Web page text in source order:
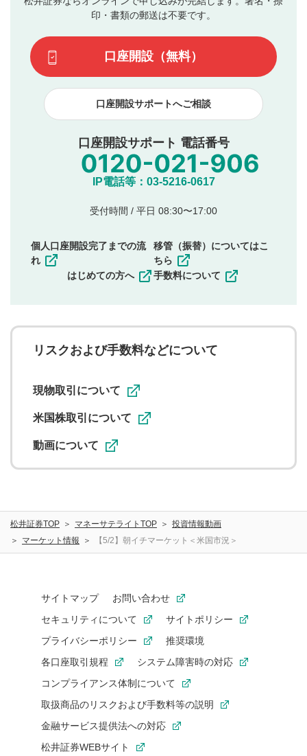
3
動画の評価
です）
ます。掲載されるまでに日数がかかる場合や掲載されない
てはお答えできません。各動画コンテンツへの掲載をもっ
て結果のご連絡といたします。ご了承ください。
下記の項目に該当すると判断された投稿内容は、掲載を
見合わせる場合がございます。
本動画コンテンツとは無関係の内容の投稿
他者への誹謗中傷や差別的表現投稿
公序良俗に反する内容の投稿
氏名、住所、電話番号など個人を特定できる情報の
他のサイトへの誘導や営利目的、広告・宣伝を目
他者の権利（商標、著作権、その他の知的財産
その他当社が不適切と判断した投稿
一度投稿した評価およびコメントの変更・削除はできま
ことを承諾したものとします。また、利用者は、コメント
に関する著作者人格権を行使しないことに同意します。利
用者が投稿したコメントは、当社サービスの広告・宣伝、
ることがあります。
印・書類の郵送は不要です。
口座開設（無料）
口座開設サポートへご相談
口座開設サポート 電話番号
IP電話等：03-5216-0617
受付時間 / 平日 08:30〜17:00
個人口座開設完了までの流
れ
はじめての方へ
移管（振替）についてはこ
ちら
手数料について
リスクおよび手数料などについて
現物取引について
米国株取引について
動画について
松井証券TOP マネーサテライトTOP
投資情報動画
マーケット情報
【5/2】朝イチマーケット＜米国市況＞
サイトマップ
お問い合わせ
セキュリティについて
サイトポリシー
プライバシーポリシー
推奨環境
各口座取引規程
システム障害時の対応
コンプライアンス体制について
取扱商品のリスクおよび手数料等の説明
金融サービス提供法への対応
松井証券WEBサイト